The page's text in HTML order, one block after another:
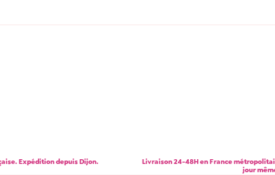
Expédition depuis Dijon.
Livraison 24-48H en France
jour